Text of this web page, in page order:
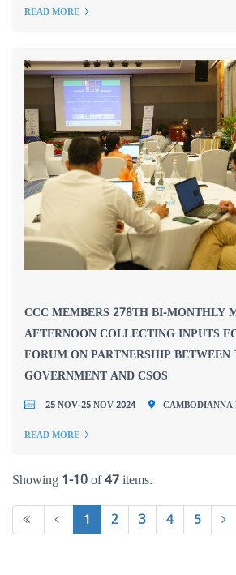
READ MORE
CCC MEMBERS 278TH BI-MONTHLY
AFTERNOON COLLECTING INPUTS
FORUM ON PARTNERSHIP
GOVERNMENT AND CSOS
25 NOV-25 NOV 2024
READ MORE
Showing1-10of47items.
1
2 3 4 5